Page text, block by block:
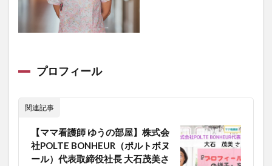
プロフィール
関連記事
【ママ看護師 ゆうの部屋】株式会
社POLTE BONHEUR（ポルトボヌ
ール）代表取締役社長 大石茂美さ